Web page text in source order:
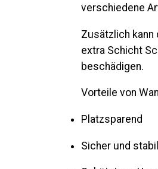
verschiedene
Zusätzlich kann
extra Schicht
beschädigen.
Vorteile von
Platzsparend
Sicher und stabil